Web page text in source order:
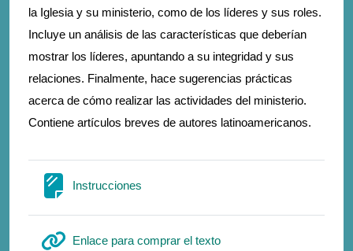
la Iglesia y su ministerio, como de los líderes y sus roles.
Incluye un análisis de las características que deberían
mostrar los líderes, apuntando a su integridad y sus
relaciones. Finalmente, hace sugerencias prácticas
acerca de cómo realizar las actividades del ministerio.
Contiene artículos breves de autores latinoamericanos.
Instrucciones
Enlace para comprar el textoΔιεύθυνση URL